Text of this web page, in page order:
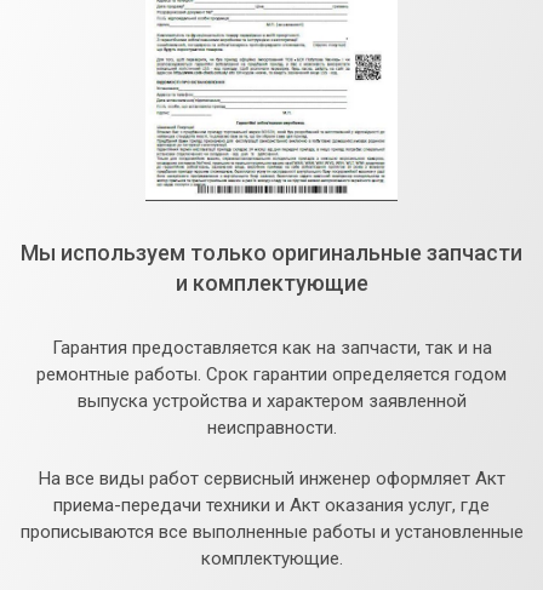
Мы используем только оригинальные запчасти
и комплектующие
Гарантия предоставляется как на запчасти, так и на
ремонтные работы. Срок гарантии определяется годом
выпуска устройства и характером заявленной
неисправности.
На все виды работ сервисный инженер оформляет Акт
приема-передачи техники и Акт оказания услуг, где
прописываются все выполненные работы и установленные
комплектующие.